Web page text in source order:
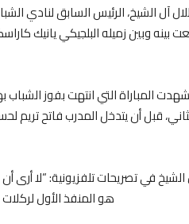
آل الشيخ، الرئيس السابق لنادي
بينه وبين زميله البلجيكي يانيك
المباراة التي انتهت بفوز
قبل أن يتدخل المدرب فاتح
في تصريحات تلفزيونية: “لا
هو المنفذ الأول